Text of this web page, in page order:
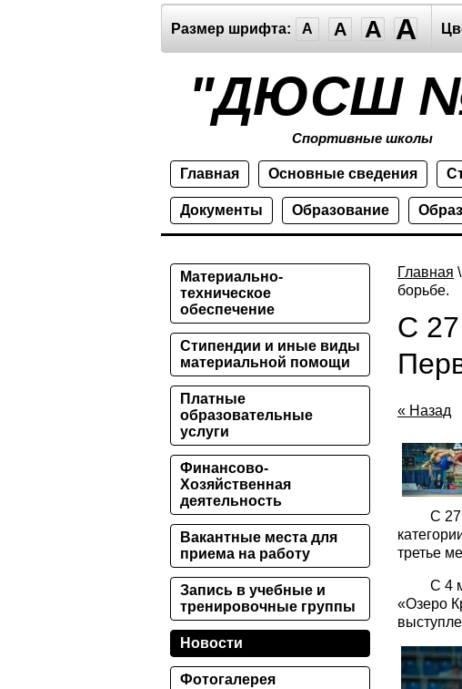
Размер шрифта: A A A A
"ДЮСШ
Спортивные школы
Главная Основные сведения
Документы Образование
Главная \
борьбе.
С
« Назад
С 27 по
третье
С 4 мая
«Озеро
Материально-
техническое
обеспечение
Стипендии и иные виды
материальной помощи
Платные
образовательные
услуги
Финансово-
Хозяйственная
деятельность
Вакантные места для
приема на работу
Запись в учебные и
тренировочные группы
Новости
Фотогалерея